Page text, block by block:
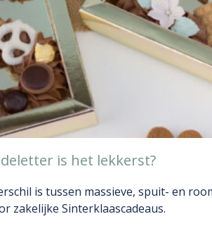
is het lekkerst?
is tussen massieve, spuit- en
zakelijke Sinterklaascadeaus.